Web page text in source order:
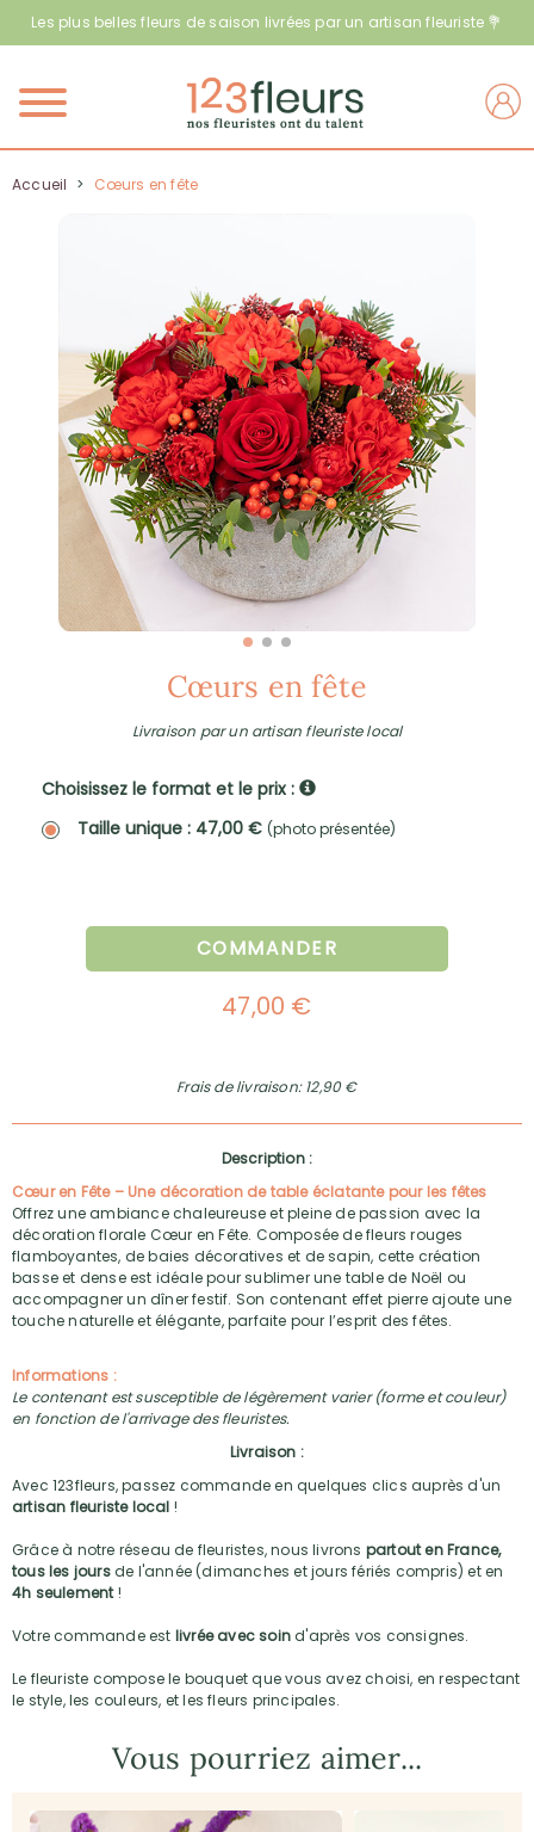
Les plus belles fleurs de saison livrées par un artisan fleuriste 💐
Menu
Accueil > Cœurs en fête
Cœurs en fête
Livraison par un artisan fleuriste local
Choisissez le format et le prix :
Taille unique : 47,00 € (photo présentée)
COMMANDER
47,00 €
Frais de livraison: 12,90 €
Description :
Cœur en Fête – Une décoration de table éclatante pour les fêtes
Offrez une ambiance chaleureuse et pleine de passion avec la
décoration florale Cœur en Fête. Composée de fleurs rouges
flamboyantes, de baies décoratives et de sapin, cette création
basse et dense est idéale pour sublimer une table de Noël ou
accompagner un dîner festif. Son contenant effet pierre ajoute une
touche naturelle et élégante, parfaite pour l’esprit des fêtes.
Informations :
Le contenant est susceptible de légèrement varier (forme et couleur)
en fonction de l'arrivage des fleuristes.
Livraison :
Avec 123fleurs, passez commande en quelques clics auprès d'un
artisan fleuriste local !
Grâce à notre réseau de fleuristes, nous livrons partout en France,
tous les joursde l'année (dimanches et jours fériés compris) et en
4h seulement!
Votre commande est livrée avec soind'après vos consignes.
Le fleuriste compose le bouquet que vous avez choisi, en respectant
le style, les couleurs, et les fleurs principales.
Vous pourriez aimer...